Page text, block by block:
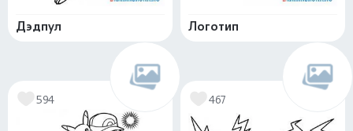
Дэдпул Логотип
594 467